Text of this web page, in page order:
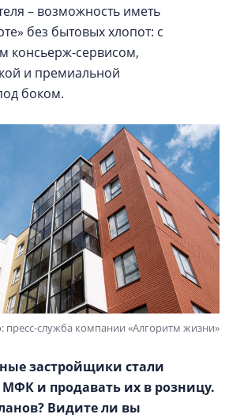
– возможность иметь
без бытовых хлопот: с
консьерж-сервисом,
и премиальной
боком.
пресс-служба компании «Алгоритм жизни»
застройщики стали
и продавать их в розницу.
Видите ли вы